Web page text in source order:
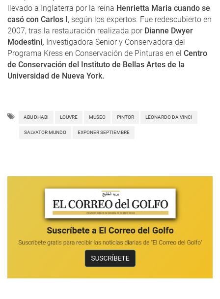
llevado a Inglaterra por la reina Henrietta Maria cuando se
casó con Carlos I, según los expertos. Fue redescubierto en
2007, tras la restauración realizada porDianne Dwyer
Modestini, Investigadora Senior y Conservadora del
Programa Kress en Conservación de Pinturas en el Centro
de Conservación del Instituto de Bellas Artes de la
Universidad de Nueva York.
ABU DHABI LOUVRE MUSEO PINTOR LEONARDO DA VINCI
SALVATOR MUNDO EXPONER SEPTIEMBRE